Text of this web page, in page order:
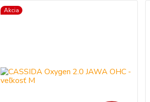
Akcia